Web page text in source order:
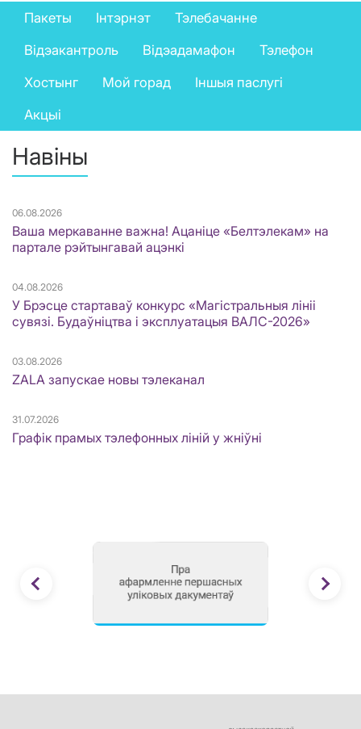
Private
services
menu
Пакеты Інтэрнэт
Тэлебачанне
Відэакантроль
Відэадамафон
Тэлефон
Хостынг
Мой горад
Іншыя паслугі
Акцыі
Навіны
06.08.2026
Ваша меркаванне важна! Ацаніце «Белтэлекам» на
партале рэйтынгавай ацэнкі
04.08.2026
У Брэсце стартаваў конкурс «Магістральныя лініі
сувязі. Будаўніцтва і эксплуатацыя ВАЛС-2026»
03.08.2026
ZALA запускае новы тэлеканал
31.07.2026
Графік прамых тэлефонных ліній у жніўні